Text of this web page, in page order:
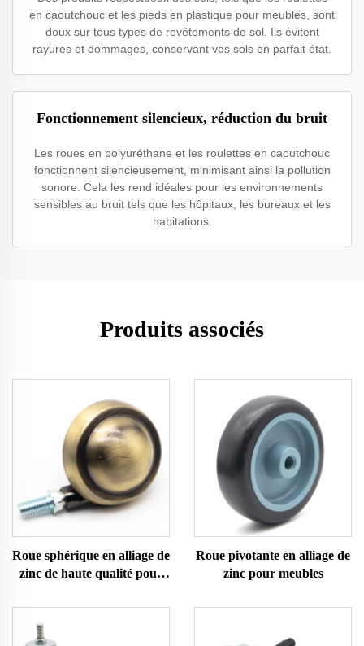
en caoutchouc et les pieds en plastique pour meubles, sont
doux sur tous types de revêtements de sol. Ils évitent
rayures et dommages, conservant vos sols en parfait état.
Fonctionnement silencieux, réduction du bruit
Les roues en polyuréthane et les roulettes en caoutchouc
fonctionnent silencieusement, minimisant ainsi la pollution
sonore. Cela les rend idéales pour les environnements
sensibles au bruit tels que les hôpitaux, les bureaux et les
habitations.
Produits associés
Roue sphérique en alliage de
zinc de haute qualité pour
Roue pivotante en alliage de
zinc pour meubles